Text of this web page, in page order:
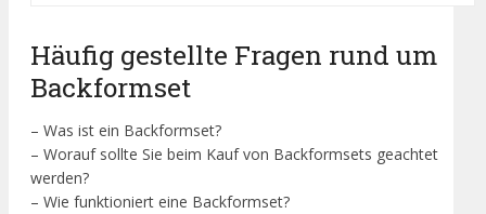
Häufig gestellte Fragen rund um
Backformset
– Was ist ein Backformset?
– Worauf sollte Sie beim Kauf von Backformsets geachtet
werden?
– Wie funktioniert eine Backformset?